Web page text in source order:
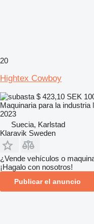
20
Hightex Cowboy
$ 423,10 SEK
Maquinaria para la
2023
Suecia, Karlstad
Klaravik Sweden
¿Vende vehículos o
¡Hagalo con nosotros!
Publicar el anuncio